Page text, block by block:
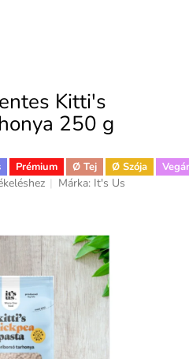
Kitti's
250 g
Prémium Ø Tej Ø Szója
Márka: It's Us